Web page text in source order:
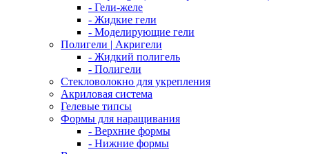
- Гели-желе
- Жидкие гели
- Моделирующие гели
Полигели | Акригели
- Жидкий полигель
- Полигели
Стекловолокно для укрепления
Акриловая система
Гелевые типсы
Формы для наращивания
- Верхние формы
- Нижние формы